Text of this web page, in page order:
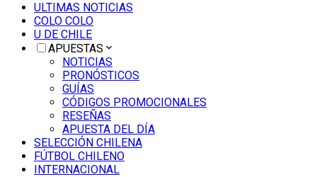
ULTIMAS NOTICIAS
COLO COLO
U DE CHILE
APUESTAS
NOTICIAS
PRONÓSTICOS
GUÍAS
CÓDIGOS PROMOCIONALES
RESEÑAS
APUESTA DEL DÍA
SELECCIÓN CHILENA
FÚTBOL CHILENO
INTERNACIONAL